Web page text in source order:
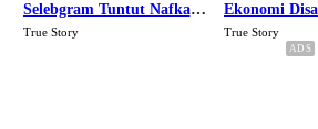
Selebgram Tuntut Nafkah
Rp.15 Juta Perbulan
True Story
Ekonomi
Karena Cinta
True Story